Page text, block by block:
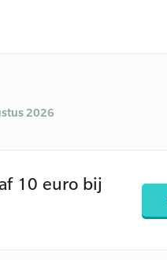
2026
10 euro bij